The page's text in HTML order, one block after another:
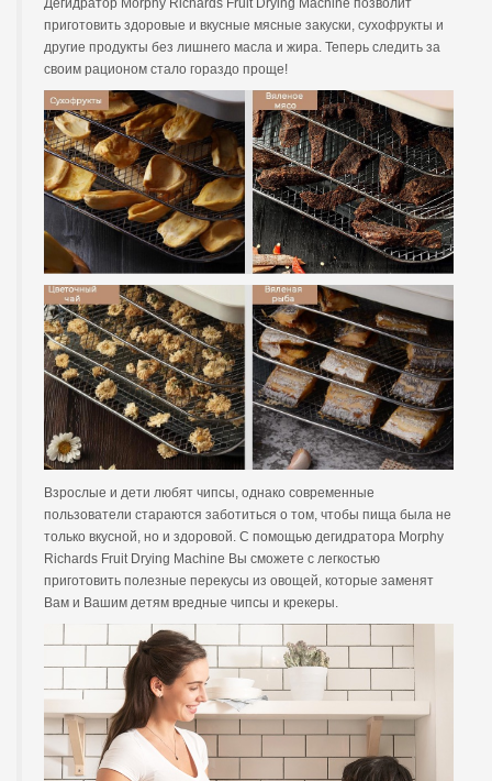
Дегидратор Morphy Richards Fruit Drying Machine позволит
приготовить здоровые и вкусные мясные закуски, сухофрукты и
другие продукты без лишнего масла и жира. Теперь следить за
своим рационом стало гораздо проще!
Взрослые и дети любят чипсы, однако современные
пользователи стараются заботиться о том, чтобы пища была не
только вкусной, но и здоровой. С помощью дегидратора Morphy
Richards Fruit Drying Machine Вы сможете с легкостью
приготовить полезные перекусы из овощей, которые заменят
Вам и Вашим детям вредные чипсы и крекеры.